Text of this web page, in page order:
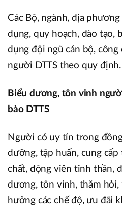
Các Bộ, ngành, địa
dụng, quy hoạch, đào tạo,
dụng đội ngũ cán bộ, công
người DTTS theo quy định.
Biểu dương, tôn vinh
bào DTTS
Người có uy tín trong
dưỡng, tập huấn, cung
chất, động viên tinh thần,
dương, tôn vinh, thăm
hưởng các chế độ, ưu đãi